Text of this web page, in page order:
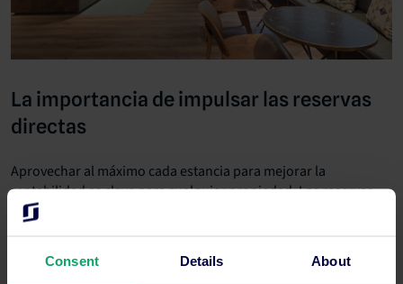
Consent Details About
La importancia de impulsar las reservas
directas
Aprovechar al máximo cada estancia para mejorar la
rentabilidad es clave para cualquier propiedad. Las reservas
directas son una excelente manera de reducir la dependencia
poseer las relaciones con los huéspedes, que son cruciales